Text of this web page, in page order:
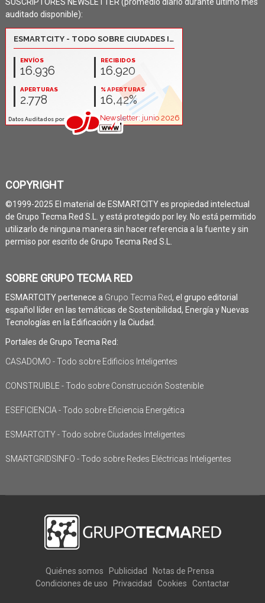
auditado disponible):
COPYRIGHT
©1999-2025 El material de ESMARTCITY es propiedad intelectual
de Grupo Tecma Red S.L. y está protegido por ley. No está permitido
utilizarlo de ninguna manera sin hacer referencia a la fuente y sin
permiso por escrito de Grupo Tecma Red S.L.
SOBRE GRUPO TECMA RED
ESMARTCITY pertenece a Grupo Tecma Red, el grupo editorial
español líder en las temáticas de Sostenibilidad, Energía y Nuevas
Tecnologías en la Edificación y la Ciudad.
Portales de Grupo Tecma Red:
CASADOMO - Todo sobre Edificios Inteligentes
CONSTRUIBLE - Todo sobre Construcción Sostenible
ESEFICIENCIA - Todo sobre Eficiencia Energética
ESMARTCITY - Todo sobre Ciudades Inteligentes
SMARTGRIDSINFO - Todo sobre Redes Eléctricas Inteligentes
Quiénes somos Publicidad
Notas de Prensa
Condiciones de uso
Privacidad Cookies Contactar